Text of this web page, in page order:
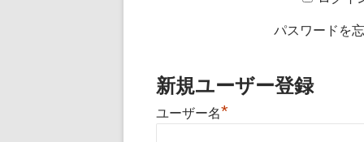
パスワードを
新規ユーザー登録
ユーザー名*